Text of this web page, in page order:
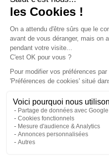
Le festival vanlife en bord de
Qui sommes-nous ?
Mentions légales